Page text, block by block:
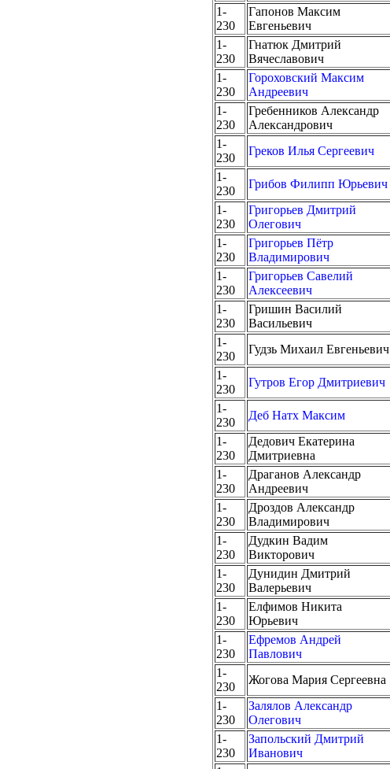
1-
230
Гапонов Максим
Евгеньевич
1-
230
Гнатюк Дмитрий
Вячеславович
1-
230
Гороховский Максим
Андреевич
1-
230
Гребенников Александр
Александрович
1-
230
Греков Илья Сергеевич
1-
230
Грибов Филипп Юрьевич
1-
230
Григорьев Дмитрий
Олегович
1-
230
Григорьев Пётр
Владимирович
1-
230
Григорьев Савелий
Алексеевич
1-
230
Гришин Василий
Васильевич
1-
230
Гудзь Михаил Евгеньевич
1-
230
Гутров Егор Дмитриевич
1-
230
Деб Натх Максим
1-
230
Дедович Екатерина
Дмитриевна
1-
230
Драганов Александр
Андреевич
1-
230
Дроздов Александр
Владимирович
1-
230
Дудкин Вадим
Викторович
1-
230
Дунидин Дмитрий
Валерьевич
1-
230
Елфимов Никита
Юрьевич
1-
230
Ефремов Андрей
Павлович
1-
230
Жогова Мария Сергеевна
1-
230
Залялов Александр
Олегович
1-
230
Запольский Дмитрий
Иванович